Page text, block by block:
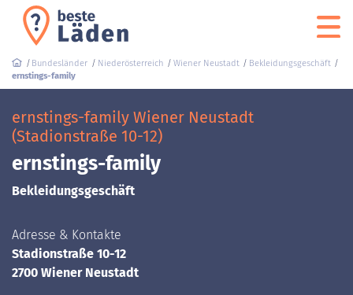
Bundesländer Niederösterreich Wiener Neustadt
Bekleidungsgeschäft
ernstings-family
ernstings-family Wiener Neustadt
(Stadionstraße 10-12)
ernstings-family
Bekleidungsgeschäft
Adresse & Kontakte
Stadionstraße 10-12
2700 Wiener Neustadt